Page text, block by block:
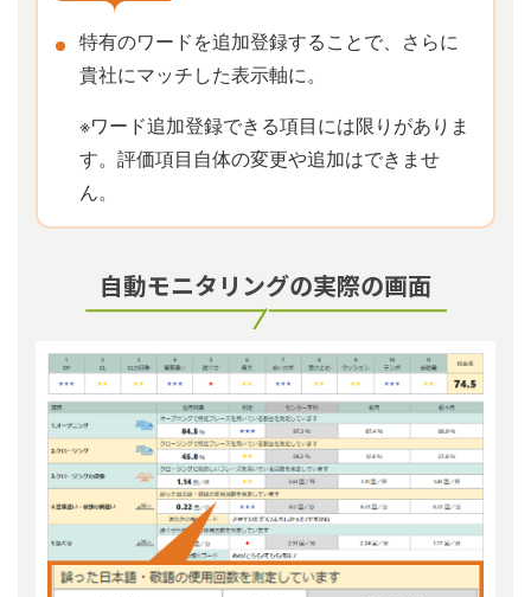
特有のワードを追加登録することで、さらに
貴社にマッチした表⽰軸に。
※ワード追加登録できる項⽬には限りがありま
す。評価項⽬⾃体の変更や追加はできませ
ん。
自動モニタリングの実際の画⾯